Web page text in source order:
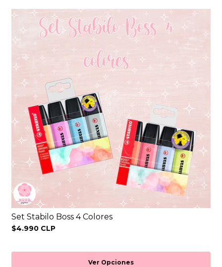
Set Stabilo Boss 4 Colores
$4.990 CLP
Ver Opciones